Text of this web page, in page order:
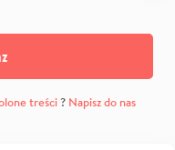
treści? Napisz do nas